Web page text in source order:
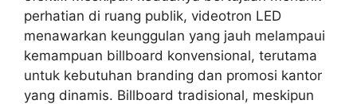
perhatian di ruang publik, videotron LED
menawarkan keunggulan yang jauh melampaui
kemampuan billboard konvensional, terutama
untuk kebutuhan branding dan promosi kantor
yang dinamis. Billboard tradisional, meskipun